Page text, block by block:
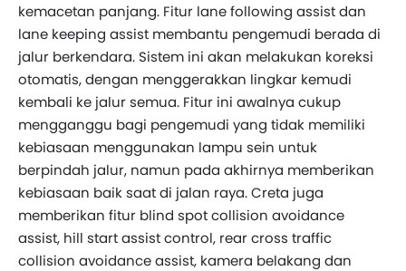
kemacetan panjang. Fitur lane following assist dan
lane keeping assist membantu pengemudi berada di
jalur berkendara. Sistem ini akan melakukan koreksi
otomatis, dengan menggerakkan lingkar kemudi
kembali ke jalur semua. Fitur ini awalnya cukup
mengganggu bagi pengemudi yang tidak memiliki
kebiasaan menggunakan lampu sein untuk
berpindah jalur, namun pada akhirnya memberikan
kebiasaan baik saat di jalan raya. Creta juga
memberikan fitur blind spot collision avoidance
assist, hill start assist control, rear cross traffic
collision avoidance assist, kamera belakang dan